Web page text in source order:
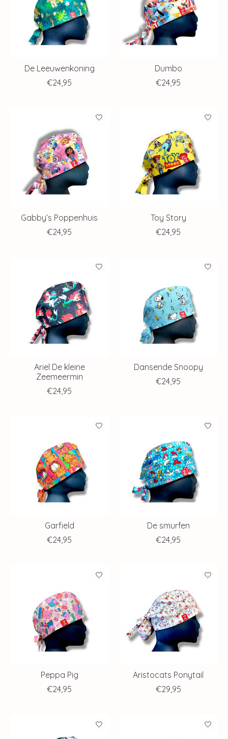
De Leeuwenkoning
€24,95
Dumbo
€24,95
Gabby’s Poppenhuis
€24,95
Toy Story
€24,95
Ariel De kleine
Zeemeermin
€24,95
Dansende Snoopy
€24,95
Garfield
€24,95
De smurfen
€24,95
Peppa Pig
€24,95
Aristocats Ponytail
€29,95